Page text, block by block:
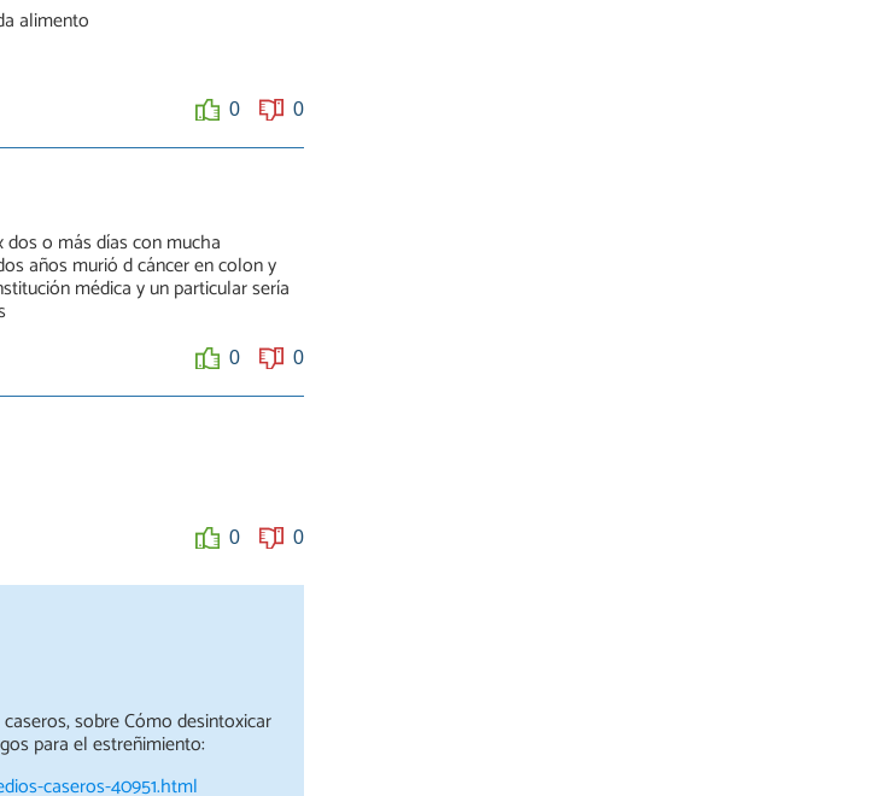
alimento
0 0
o más días con mucha
años murió d cáncer en colon y
médica y un particular sería
0 0
0 0
sobre Cómo desintoxicar
para el estreñimiento:
caseros-40951.html